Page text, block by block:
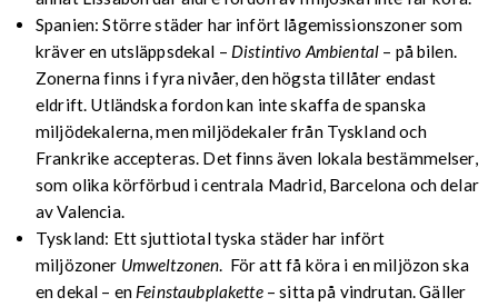
Spanien: Större städer har infört lågemissionszoner som
kräver en utsläppsdekal – Distintivo Ambiental – på bilen.
Zonerna finns i fyra nivåer, den högsta tillåter endast
eldrift. Utländska fordon kan inte skaffa de spanska
miljödekalerna, men miljödekaler från Tyskland och
Frankrike accepteras. Det finns även lokala bestämmelser,
som olika körförbud i centrala Madrid, Barcelona och delar
av Valencia.
Tyskland: Ett sjuttiotal tyska städer har infört
miljözoner Umweltzonen. För att få köra i en miljözon ska
en dekal – en Feinstaubplakette– sitta på vindrutan. Gäller